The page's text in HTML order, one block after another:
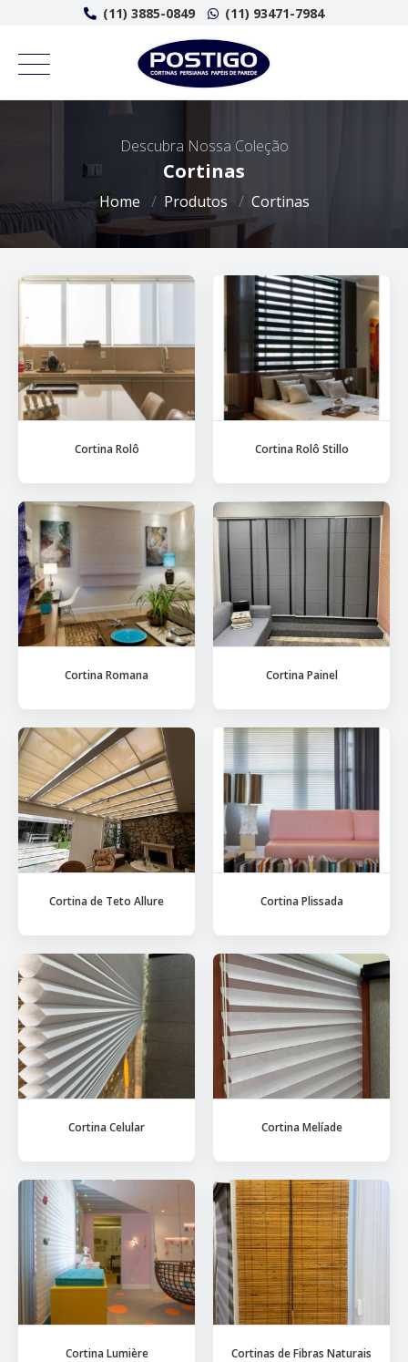
(11) 3885-0849 (11) 93471-7984
Descubra Nossa Coleção
Cortinas
Home Produtos Cortinas
Cortina Rolô Cortina Rolô Stillo
Cortina Romana Cortina Painel
Cortina de Teto Allure Cortina Plissada
Cortina Celular Cortina Melíade
Cortina Lumière Cortinas de Fibras Naturais